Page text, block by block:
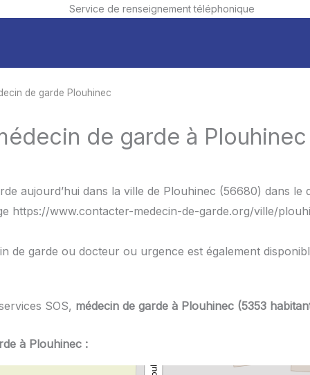
Service de renseignement téléphonique
de garde Plouhinec
de garde à
aujourd’hui dans la ville de Plouhinec (56680) dans
https://www.contacter-medecin-de-garde.org/ville/
de garde ou docteur ou urgence est également
SOS, médecin de garde à Plouhinec (5353
à Plouhinec :